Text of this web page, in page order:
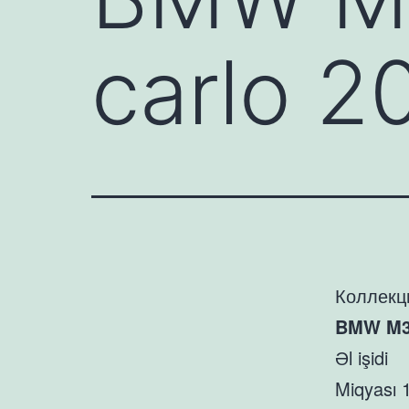
carlo
BMW
Əl işidi
Miqyası